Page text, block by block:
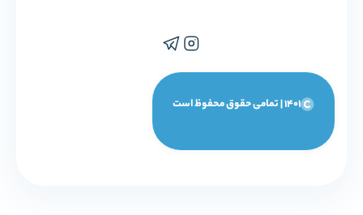
1401 | تمامی حقوق محفوظ است